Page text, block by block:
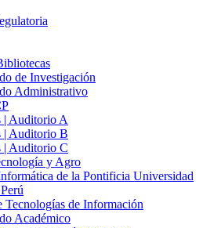
de Investigación
Administrativo
| Auditorio A
| Auditorio B
| Auditorio C
y Agro
de la Pontificia Universidad
Tecnologías de Información
Académico